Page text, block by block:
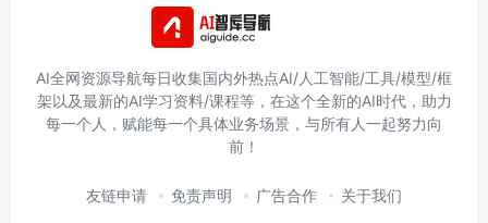
AI全网资源导航每日收集国内外热点AI/人工智能/工具/模型/框
架以及最新的AI学习资料/课程等，在这个全新的AI时代，助力
每一个人，赋能每一个具体业务场景，与所有人一起努力向
前！
友链申请 免责声明 广告合作 关于我们